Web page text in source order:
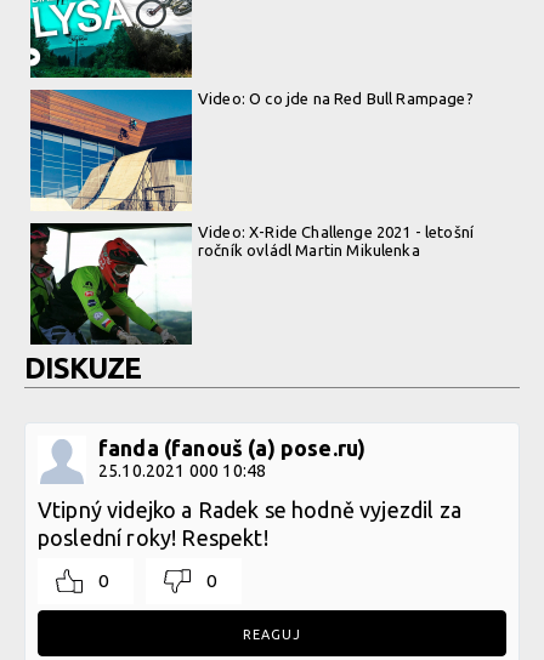
Video: O co jde na Red Bull Rampage?
Video: X-Ride Challenge 2021 - letošní
ročník ovládl Martin Mikulenka
DISKUZE
fanda (fanouš (a) pose.ru)
25.10.2021 000 10:48
Vtipný videjko a Radek se hodně vyjezdil za
poslední roky! Respekt!
0 0
REAGUJ